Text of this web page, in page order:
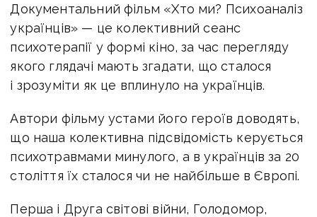
Документальний фільм «Хто ми? Психоаналіз
українців» — це колективний сеанс
психотерапії у формі кіно, за час перегляду
якого глядачі мають згадати, що сталося
і зрозуміти як це вплинуло на українців.
Автори фільму устами його героїв доводять,
що наша колективна підсвідомість керується
психотравмами минулого, а в українців за 20
століття їх сталося чи не найбільше в Європі.
Перша і Друга світові війни, Голодомор,